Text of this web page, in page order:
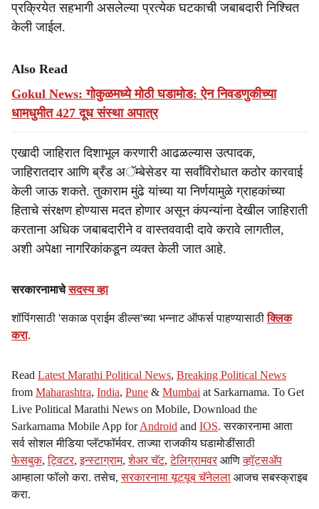
प्रक्रियेत सहभागी असलेल्या प्रत्येक घटकाची जबाबदारी निश्चित
केली जाईल.
Also Read
Gokul News: गोकुळमध्ये मोठी घडामोड: ऐन निवडणुकीच्या
धामधुमीत 427 दूध संस्था अपात्र
एखादी जाहिरात दिशाभूल करणारी आढळल्यास उत्पादक,
जाहिरातदार आणि ब्रँड अॅम्बेसेडर या सर्वांविरोधात कठोर कारवाई
केली जाऊ शकते. तुकाराम मुंढे यांच्या या निर्णयामुळे ग्राहकांच्या
हिताचे संरक्षण होण्यास मदत होणार असून कंपन्यांना देखील जाहिराती
करताना अधिक जबाबदारीने व वास्तववादी दावे करावे लागतील,
अशी अपेक्षा नागरिकांकडून व्यक्त केली जात आहे.
सरकारनामाचेसदस्य व्हा
शॉपिंगसाठी 'सकाळ प्राईम डील्स'च्या भन्नाट ऑफर्स पाहण्यासाठीक्लिक
करा.
Read Latest Marathi Political News, Breaking Political News
from Maharashtra, India, Pune & Mumbai at Sarkarnama. To Get
Live Political Marathi News on Mobile, Download the
Sarkarnama Mobile App forAndroid and IOS. सरकारनामा आता
सर्व सोशल मीडिया प्लॅटफॉर्मवर. ताज्या राजकीय घडामोडींसाठी
फेसबुक,ट्विटर,इन्स्टाग्राम,शेअर चॅट,टेलिग्रामवर आणिव्हॉट्सॲप
आम्हाला फॉलो करा. तसेच,सरकारनामा यूट्यूब चॅनेलला आजच सबस्क्राइब
करा.